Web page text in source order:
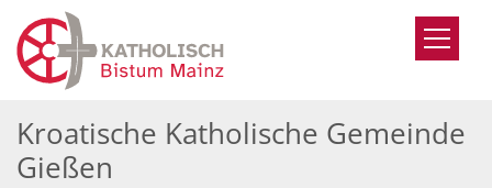
Zum Inhalt springen
Kroatische Katholische Gemeinde
Gießen